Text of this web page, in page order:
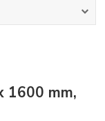
1600 mm,